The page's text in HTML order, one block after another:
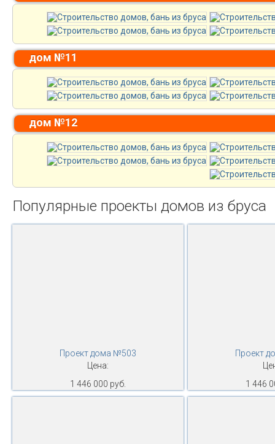
дом №11
дом №12
Популярные проекты домов из бруса
Проект дома №503
Цена:
1 446 000 руб.
Проект
1 446